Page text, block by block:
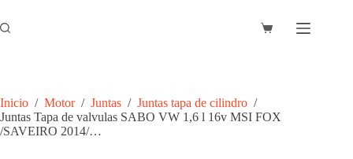
al
contenido
Carro
Inicio / Motor / Juntas / Juntas tapa de cilindro /
Juntas Tapa de valvulas SABO VW 1,6 l 16v MSI FOX
/SAVEIRO 2014/…